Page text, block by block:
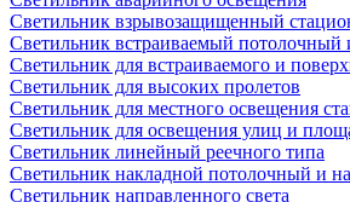
Светильник взрывозащищенный
Светильник встраиваемый потолочный
Светильник для встраиваемого и
Светильник для высоких пролетов
Светильник для местного освещения
Светильник для освещения улиц и
Светильник линейный реечного типа
Светильник накладной потолочный и
Светильник направленного света